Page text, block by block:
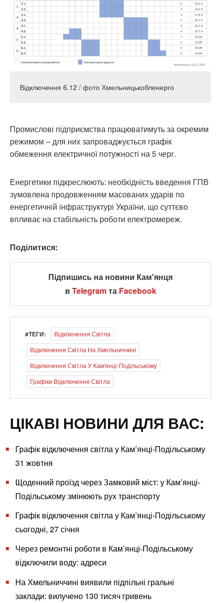
Відключення 6.12 / фото Хмельницькобленерго
Промислові підприємства працюватимуть за окремим
режимом – для них запроваджується графік
обмеження електричної потужності на 5 черг.
Енергетики підкреслюють: необхідність введення ГПВ
зумовлена продовженням масованих ударів по
енергетичній інфраструктурі України, що суттєво
впливає на стабільність роботи електромереж.
Поділитися:
Підпишись на новини Кам'янця
вTelegramта Facebook
#ТЕГИ:
Відключення Світла
Відключення Світла На Хмельниччині
Відключення Світла У Кам'янці-Подільському
Графіки Відключення Світла
ЦІКАВІ НОВИНИ ДЛЯ ВАС:
Графік відключення світла у Кам’янці-Подільському
31 жовтня
Щоденний проїзд через Замковий міст: у Кам’янці-
Подільському змінюють рух транспорту
Графік відключення світла у Кам’янці-Подільському
сьогодні, 27 січня
Через ремонтні роботи в Кам’янці-Подільському
відключили воду: адреси
На Хмельниччині виявили підпільні гральні
заклади: вилучено 130 тисяч гривень